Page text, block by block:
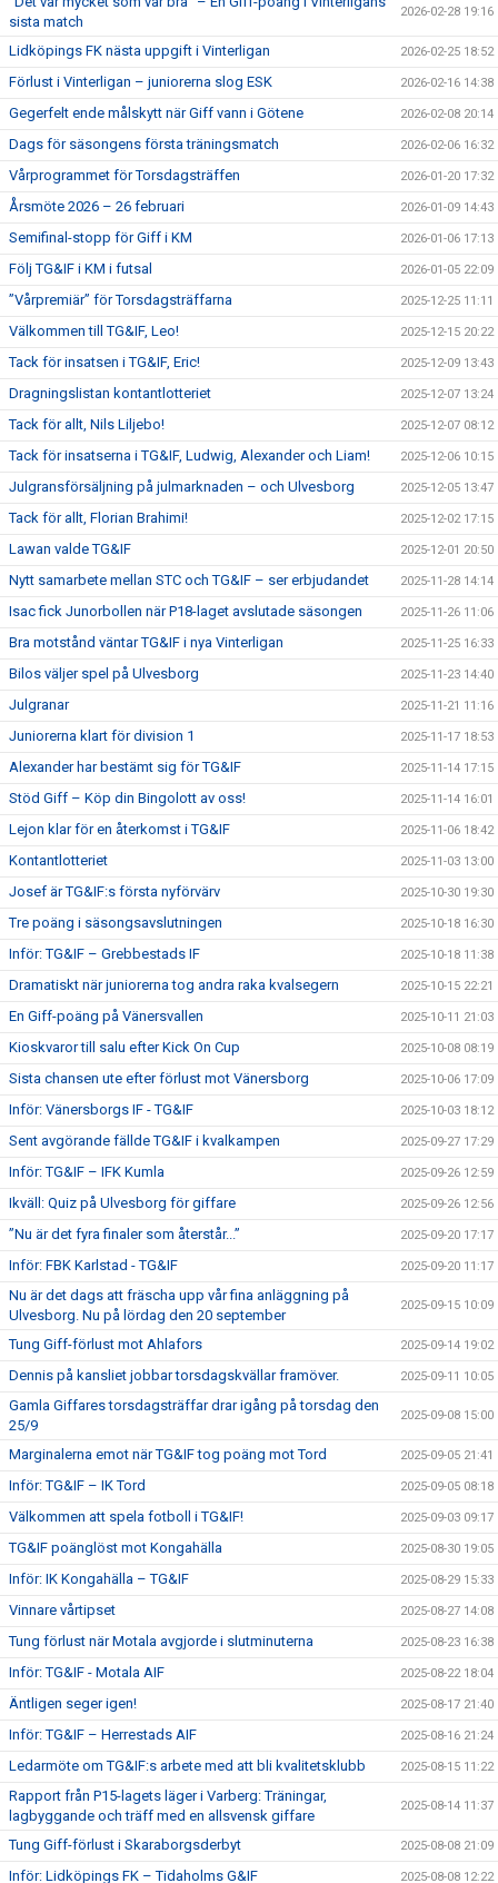
sista match
2026-02-28 19:16
Lidköpings FK nästa uppgift i Vinterligan 2026-02-25 18:52
Förlust i Vinterligan – juniorerna slog ESK 2026-02-16 14:38
Gegerfelt ende målskytt när Giff vann i Götene 2026-02-08 20:14
Dags för säsongens första träningsmatch 2026-02-06 16:32
Vårprogrammet för Torsdagsträffen 2026-01-20 17:32
Årsmöte 2026 – 26 februari 2026-01-09 14:43
Semifinal-stopp för Giff i KM 2026-01-06 17:13
Följ TG&IF i KM i futsal 2026-01-05 22:09
”Vårpremiär” för Torsdagsträffarna 2025-12-25 11:11
Välkommen till TG&IF, Leo! 2025-12-15 20:22
Tack för insatsen i TG&IF, Eric! 2025-12-09 13:43
Dragningslistan kontantlotteriet 2025-12-07 13:24
Tack för allt, Nils Liljebo! 2025-12-07 08:12
Tack för insatserna i TG&IF, Ludwig, Alexander och Liam! 2025-12-06 10:15
Julgransförsäljning på julmarknaden – och Ulvesborg 2025-12-05 13:47
Tack för allt, Florian Brahimi! 2025-12-02 17:15
Lawan valde TG&IF 2025-12-01 20:50
Nytt samarbete mellan STC och TG&IF – ser erbjudandet 2025-11-28 14:14
Isac fick Junorbollen när P18-laget avslutade säsongen 2025-11-26 11:06
Bra motstånd väntar TG&IF i nya Vinterligan 2025-11-25 16:33
Bilos väljer spel på Ulvesborg 2025-11-23 14:40
Julgranar 2025-11-21 11:16
Juniorerna klart för division 1 2025-11-17 18:53
Alexander har bestämt sig för TG&IF 2025-11-14 17:15
Stöd Giff – Köp din Bingolott av oss! 2025-11-14 16:01
Lejon klar för en återkomst i TG&IF 2025-11-06 18:42
Kontantlotteriet 2025-11-03 13:00
Josef är TG&IF:s första nyförvärv 2025-10-30 19:30
Tre poäng i säsongsavslutningen 2025-10-18 16:30
Inför: TG&IF – Grebbestads IF 2025-10-18 11:38
Dramatiskt när juniorerna tog andra raka kvalsegern 2025-10-15 22:21
En Giff-poäng på Vänersvallen 2025-10-11 21:03
Kioskvaror till salu efter Kick On Cup 2025-10-08 08:19
Sista chansen ute efter förlust mot Vänersborg 2025-10-06 17:09
Inför: Vänersborgs IF - TG&IF 2025-10-03 18:12
Sent avgörande fällde TG&IF i kvalkampen 2025-09-27 17:29
Inför: TG&IF – IFK Kumla 2025-09-26 12:59
Ikväll: Quiz på Ulvesborg för giffare 2025-09-26 12:56
”Nu är det fyra finaler som återstår...” 2025-09-20 17:17
Inför: FBK Karlstad - TG&IF 2025-09-20 11:17
Nu är det dags att fräscha upp vår fina anläggning på
Ulvesborg. Nu på lördag den 20 september
2025-09-15 10:09
Tung Giff-förlust mot Ahlafors 2025-09-14 19:02
Dennis på kansliet jobbar torsdagskvällar framöver. 2025-09-11 10:05
Gamla Giffares torsdagsträffar drar igång på torsdag den
25/9
2025-09-08 15:00
Marginalerna emot när TG&IF tog poäng mot Tord 2025-09-05 21:41
Inför: TG&IF – IK Tord 2025-09-05 08:18
Välkommen att spela fotboll i TG&IF! 2025-09-03 09:17
TG&IF poänglöst mot Kongahälla 2025-08-30 19:05
Inför: IK Kongahälla – TG&IF 2025-08-29 15:33
Vinnare vårtipset 2025-08-27 14:08
Tung förlust när Motala avgjorde i slutminuterna 2025-08-23 16:38
Inför: TG&IF - Motala AIF 2025-08-22 18:04
Äntligen seger igen! 2025-08-17 21:40
Inför: TG&IF – Herrestads AIF 2025-08-16 21:24
Ledarmöte om TG&IF:s arbete med att bli kvalitetsklubb 2025-08-15 11:22
Rapport från P15-lagets läger i Varberg: Träningar,
lagbyggande och träff med en allsvensk giffare
2025-08-14 11:37
Tung Giff-förlust i Skaraborgsderbyt 2025-08-08 21:09
Inför: Lidköpings FK – Tidaholms G&IF 2025-08-08 12:22